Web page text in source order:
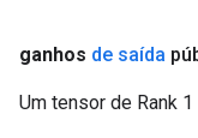
ganhos de saída
Um tensor de Rank